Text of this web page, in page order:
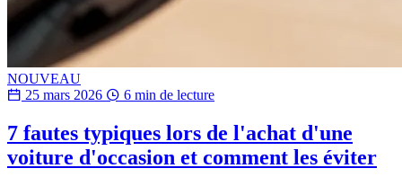
NOUVEAU
25 mars 2026
6 min de lecture
7 fautes typiques lors de l'achat d'une
voiture d'occasion et comment les éviter